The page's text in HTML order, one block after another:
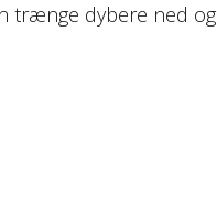
trænge dybere ned og